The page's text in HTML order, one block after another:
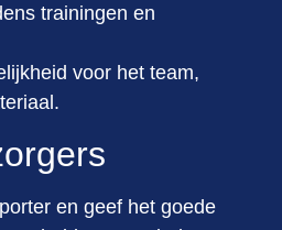
trainingen en
voor het team,
en geef het goede